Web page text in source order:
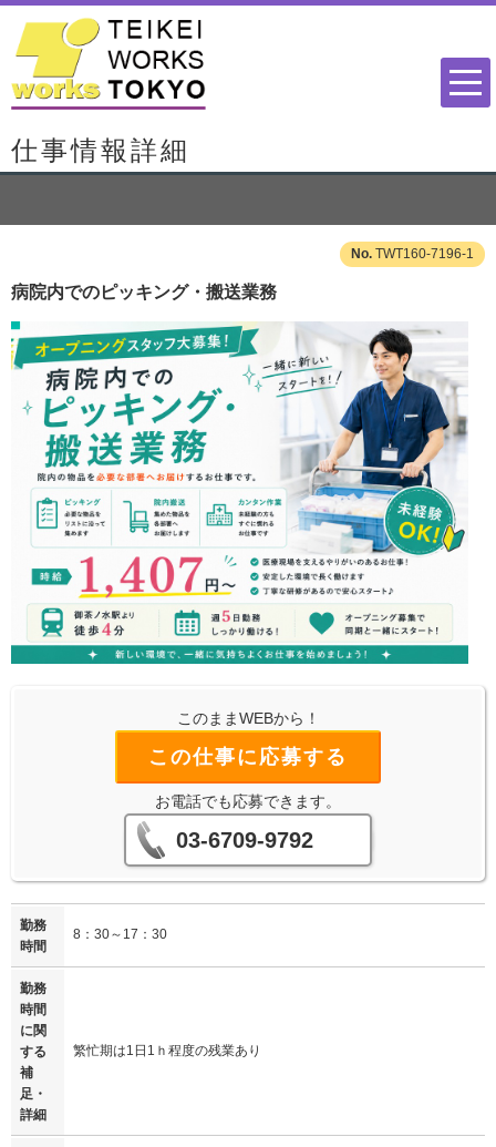
仕事情報詳細
TWT160-7196-1
病院内でのピッキング・搬送業務
このままWEBから！
この仕事に応募する
お電話でも応募できます。
03-6709-9792
勤務
時間
8：30～17：30
勤務
時間
に関
する
補
足・
詳細
繁忙期は1日1ｈ程度の残業あり